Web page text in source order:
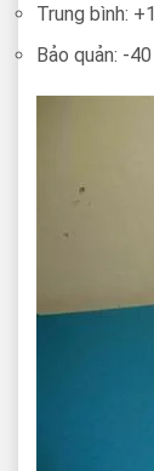
Trung bình:
Bảo quản: -